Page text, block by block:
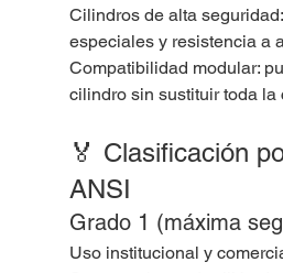
Cilindros de alta
especiales y resistencia a
Compatibilidad modular:
cilindro sin sustituir toda la
🏅 Clasificación
ANSI
Grado 1 (máxima
Uso institucional y